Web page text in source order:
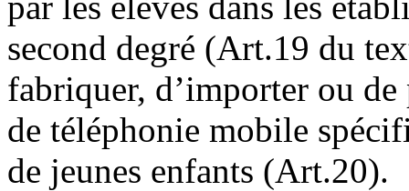
second degré (Art.19 du
fabriquer, d’importer ou
de téléphonie mobile
de jeunes enfants (Art.20).